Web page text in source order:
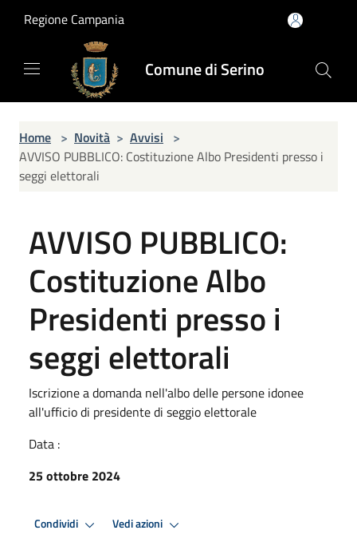
Regione Campania
Comune di Serino
Home > Novità > Avvisi >
AVVISO PUBBLICO: Costituzione Albo Presidenti presso i
seggi elettorali
AVVISO PUBBLICO:
Costituzione Albo
Presidenti presso i
seggi elettorali
Iscrizione a domanda nell'albo delle persone idonee
all'ufficio di presidente di seggio elettorale
Data :
25 ottobre 2024
Condividi Vedi azioni